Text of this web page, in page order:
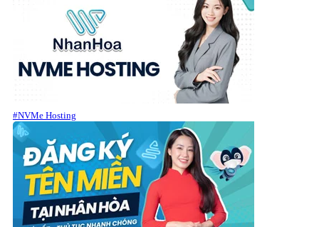
#NVMe Hosting